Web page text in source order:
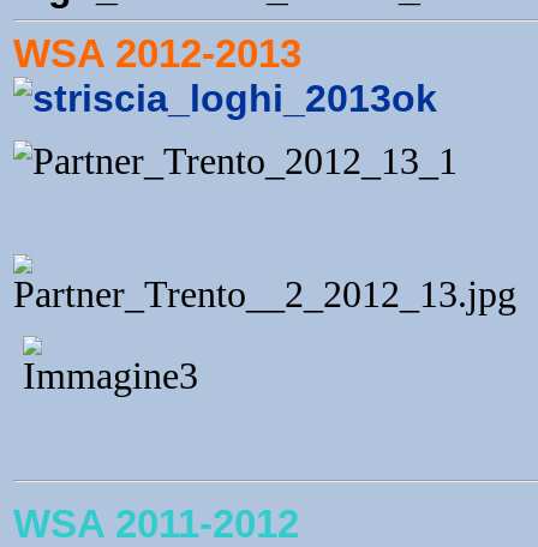
WSA 2012-2013
WSA 2011-2012